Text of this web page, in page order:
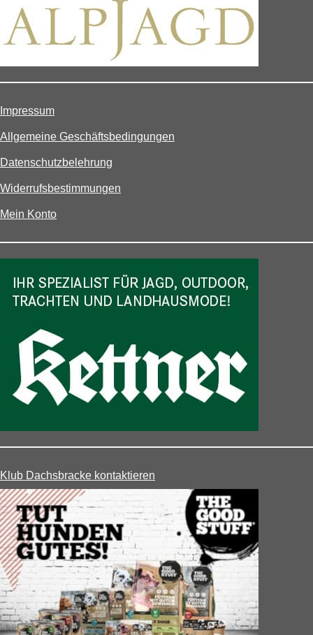
Impressum
Allgemeine Geschäftsbedingungen
Datenschutzbelehrung
Widerrufsbestimmungen
Mein Konto
Klub Dachsbracke kontaktieren